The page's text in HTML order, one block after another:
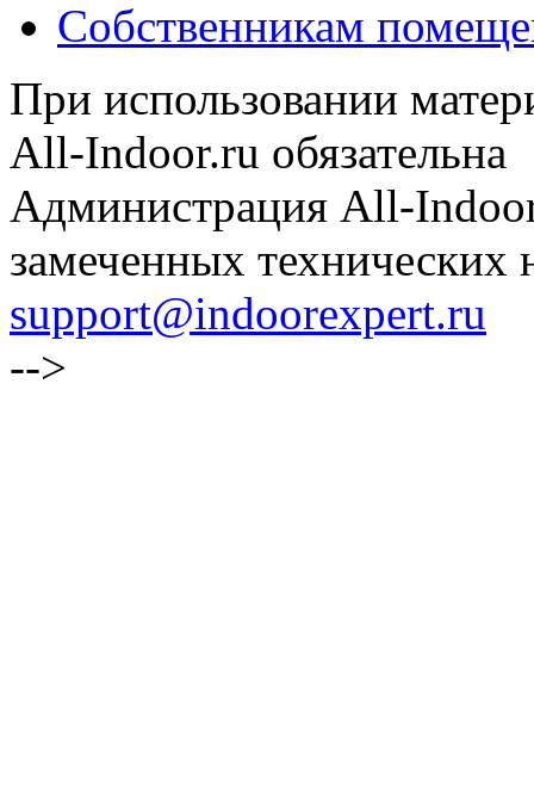
Собственникам
При использовании
All-Indoor.ru обязательна
Администрация All-
замеченных технических
support@indoorexpert.ru
-->